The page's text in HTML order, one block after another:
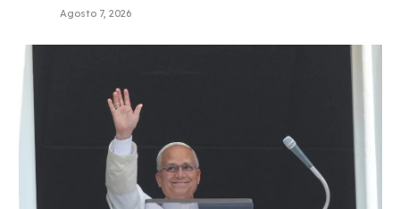
Agosto 7, 2026